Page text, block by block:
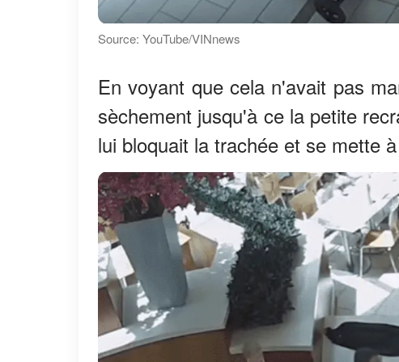
Source: YouTube/VINnews
En voyant que cela n'avait pas
sèchement jusqu'à ce la petite
lui bloquait la trachée et se mette